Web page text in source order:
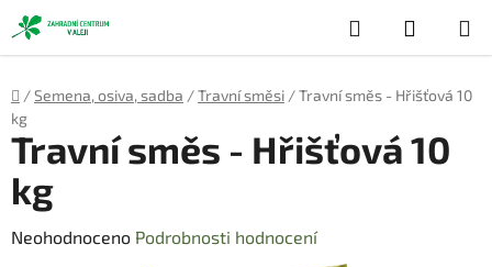
Přejít
na
obsah
Hledat
KOŠÍK
Domů
/Semena, osiva, sadba /Travní směsi /Travní směs - Hřišťová 10
kg
Travní směs - Hřišťová 10
kg
Průměrné
Neohodnoceno Podrobnosti hodnocení